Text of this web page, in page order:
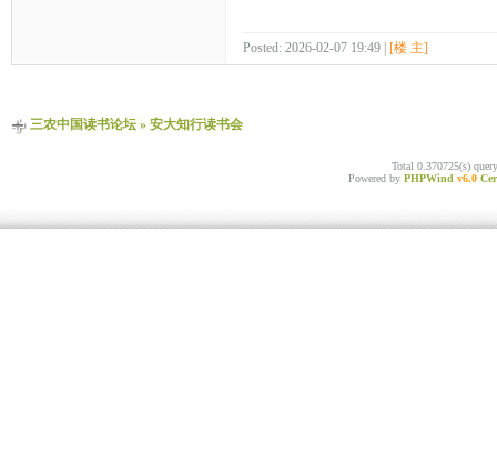
Posted: 2026-02-07 19:49 | [楼 主]
三农中国读书论坛» 安大知行读书会
Total 0.370725(s)
Powered by PHPWind v6.0